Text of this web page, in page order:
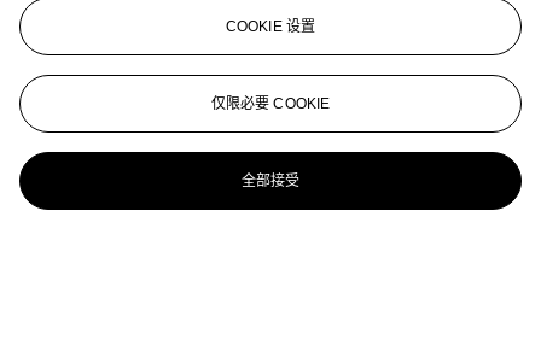
BIRKIN 35 WITH PALLADIUM
HARDWARELEATHER CARGO BIRKIN 35
HERMÈS, 2021
限量版沙漠色帆布及芝麻色SWIFT小牛皮35公分
CARGO柏金包附钯金配件
COOKIE 设置
仅限必要 COOKIE
全部接受